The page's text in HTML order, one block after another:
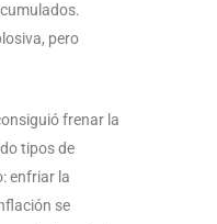
pero
frenar la
tipos de
enfriar la
se